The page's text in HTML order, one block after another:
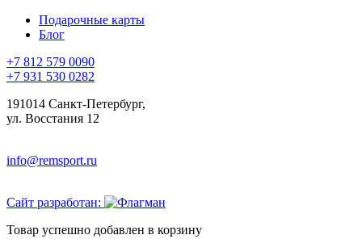
Подарочные карты
Блог
+7 812 579 0090
+7 931 530 0282
191014 Санкт-Петербург,
ул. Восстания 12
info@remsport.ru
Сайт разработан:
Товар успешно добавлен в корзину